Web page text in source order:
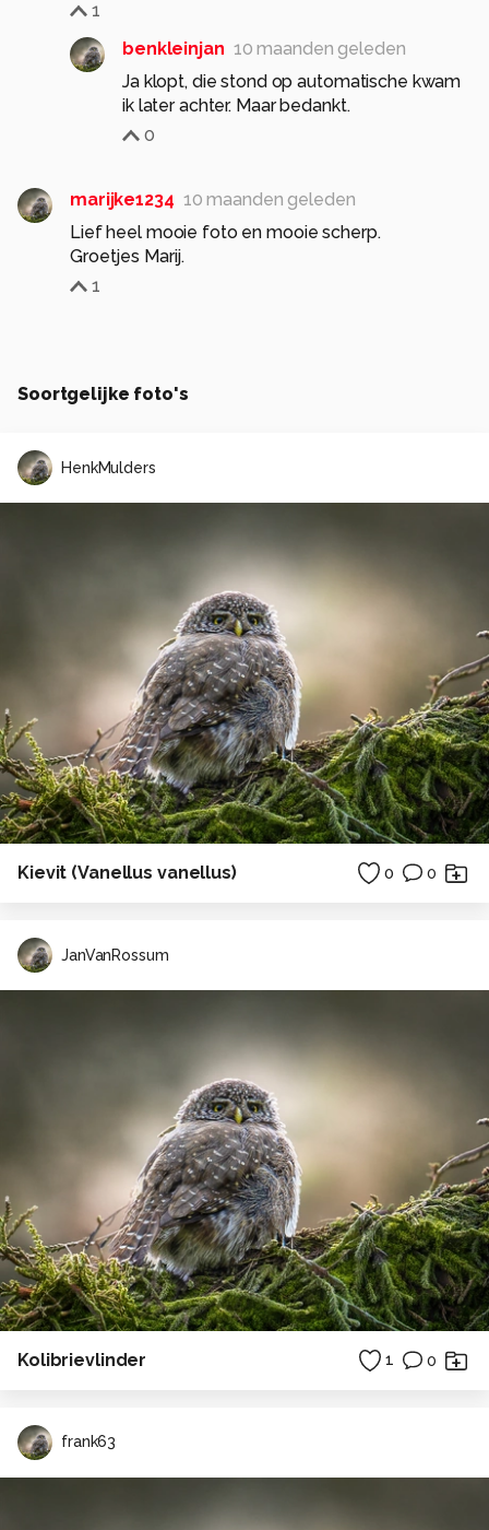
1
benkleinjan 10 maanden geleden
Ja klopt, die stond op automatische kwam
ik later achter. Maar bedankt.
0
marijke1234 10 maanden geleden
Lief heel mooie foto en mooie scherp.
Groetjes Marij.
1
Soortgelijke foto's
HenkMulders
Kievit (Vanellus vanellus) 0 0
JanVanRossum
Kolibrievlinder 1 0
frank63